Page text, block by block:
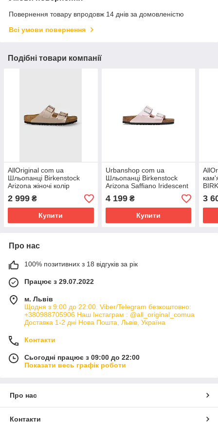
Повернення товару впродовж 14 днів за домовленістю
Всі умови повернення
Подібні товари компанії
AllOriginal com ua
Шльопанці Birkenstock
Arizona жіночі колір
рожевий 1023942
РОЗМІРИ ЗАПИТУЙТЕ
2 999 ₴
Купити
Urbanshop com ua
Шльопанці Birkenstock
Arizona Saffiano Iridescent
жіночі колір рожевий
1029511 РОЗМІРИ
4 199₴
Купити
3
Про нас
100% позитивних з 18 відгуків за рік
Працює з 29.07.2022
м. Львів
Щодня з 9:00 до 22:00. Viber/Telegram безкоштовно:
+380988705906 Наш Інстаграм : @all_original_comua
Доставка 1-2 дні Нова Пошта, Львів, Україна
Контакти
Сьогодні працює з 09:00 до 22:00
Показати весь графік роботи
Про нас
Контакти